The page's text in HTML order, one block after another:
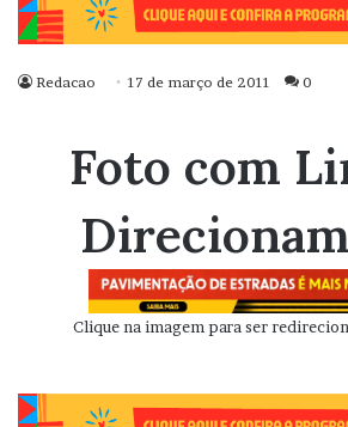
Redacao 17 de março de 2011 0
Foto com
Clique na imagem para ser